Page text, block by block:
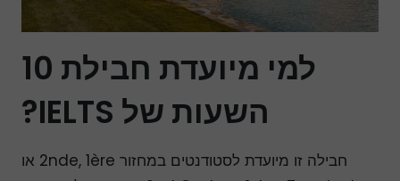
למי מיועדת חבילת 10
השעות של IELTS?
חבילה זו מיועדת לסטודנטים במחזור 2nde, 1ère או